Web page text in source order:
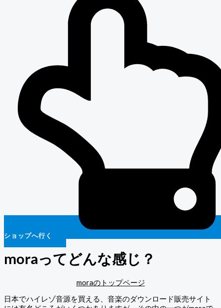
ショップへ行く
moraってどんな感じ？
moraのトップページ
日本でハイレゾ音源を買える、音楽のダウンロード販売サイト